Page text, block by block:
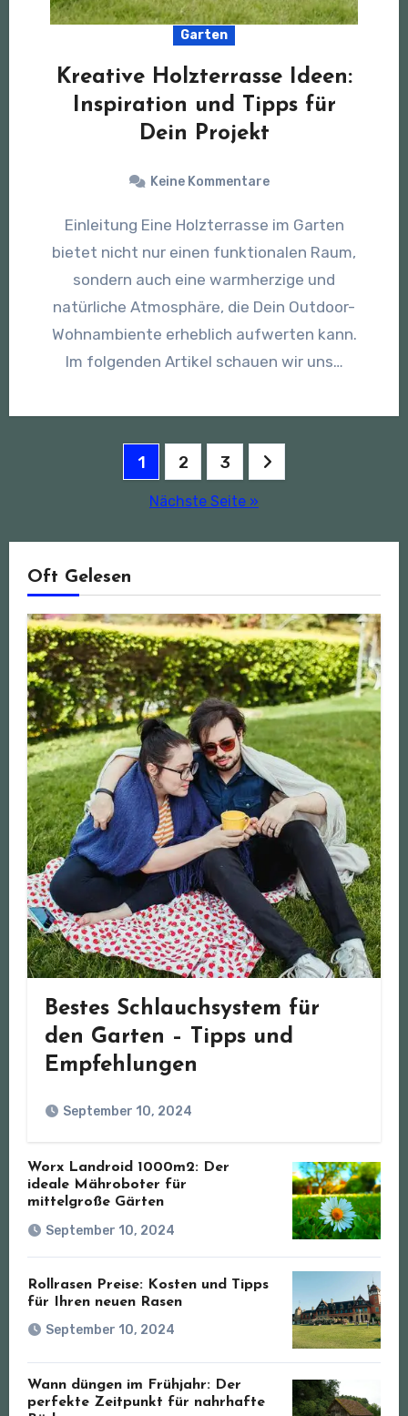
Garten
Kreative Holzterrasse Ideen:
Inspiration und Tipps für
Dein Projekt
Keine Kommentare
Einleitung Eine Holzterrasse im Garten
bietet nicht nur einen funktionalen Raum,
sondern auch eine warmherzige und
natürliche Atmosphäre, die Dein Outdoor-
Wohnambiente erheblich aufwerten kann.
Im folgenden Artikel schauen wir uns…
Seitennummerierung
Beiträge
1 2 3
Nächste Seite »
Oft Gelesen
Bestes Schlauchsystem für
den Garten – Tipps und
Empfehlungen
September 10, 2024
Worx Landroid 1000m2: Der
ideale Mähroboter für
mittelgroße Gärten
September 10, 2024
Rollrasen Preise: Kosten und Tipps
für Ihren neuen Rasen
September 10, 2024
Wann düngen im Frühjahr: Der
perfekte Zeitpunkt für nahrhafte